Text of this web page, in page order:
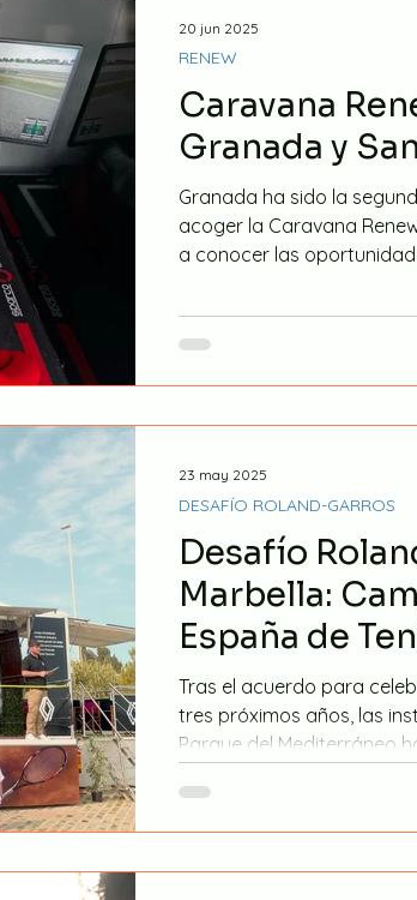
Caravana
Granada y
Granada ha sido la segunda ciudad andaluza en
acoger la Caravana
a conocer las
RENEW
20 jun 2025
Desafío
Marbella:
España de
Tras el acuerdo para
tres próximos años, las
Parque del Mediterráneo
DESAFÍO ROLAND-GARROS
23 may 2025